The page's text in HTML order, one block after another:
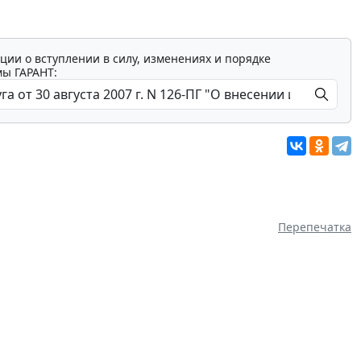
о вступлении в силу, изменениях и порядке
ГАРАНТ:
Перепечатка